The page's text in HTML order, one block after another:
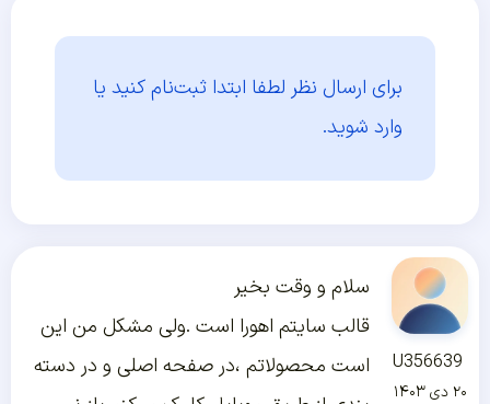
برای ارسال نظر لطفا ابتداثبت‌نام کنید یا
وارد شوید.
سلام و وقت بخیر
قالب سایتم اهورا است .ولی مشکل من این
است محصولاتم ،در صفحه اصلی و در دسته